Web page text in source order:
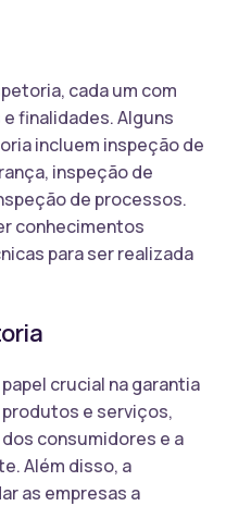
cada um com
finalidades. Alguns
incluem inspeção de
inspeção de
de processos.
conhecimentos
para ser realizada
crucial na garantia
e serviços,
consumidores e a
Além disso, a
as empresas a